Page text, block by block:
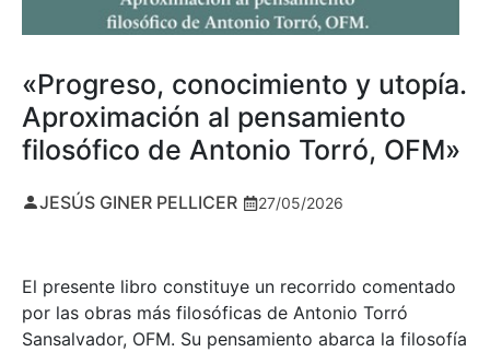
«Progreso, conocimiento y utopía.
Aproximación al pensamiento
filosófico de Antonio Torró, OFM»
JESÚS GINER PELLICER 27/05/2026
El presente libro constituye un recorrido comentado
por las obras más filosóficas de Antonio Torró
Sansalvador, OFM. Su pensamiento abarca la filosofía